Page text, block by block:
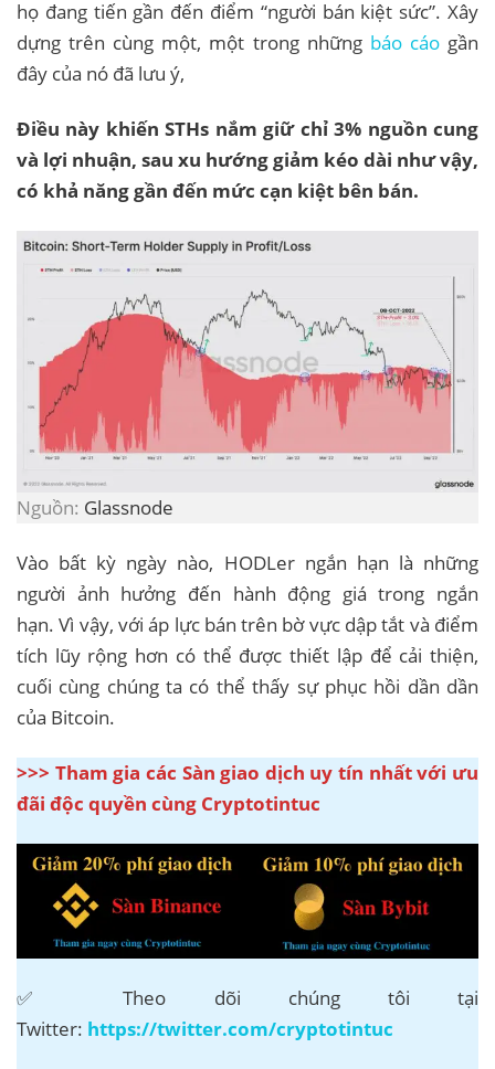
họ đang tiến gần đến điểm “người bán kiệt sức”. Xây
dựng trên cùng một, một trong những báo cáogần
đây của nó đã lưu ý,
Điều này khiến STHs nắm giữ chỉ 3% nguồn cung
và lợi nhuận, sau xu hướng giảm kéo dài như vậy,
có khả năng gần đến mức cạn kiệt bên bán.
Nguồn: Glassnode
Vào bất kỳ ngày nào, HODLer ngắn hạn là những
người ảnh hưởng đến hành động giá trong ngắn
hạn. Vì vậy, với áp lực bán trên bờ vực dập tắt và điểm
tích lũy rộng hơn có thể được thiết lập để cải thiện,
cuối cùng chúng ta có thể thấy sự phục hồi dần dần
của Bitcoin.
>>> Tham gia các Sàn giao dịch uy tín nhất với ưu
đãi độc quyền cùng Cryptotintuc
✅ Theo dõi chúng tôi tại
Twitter: https://twitter.com/cryptotintuc